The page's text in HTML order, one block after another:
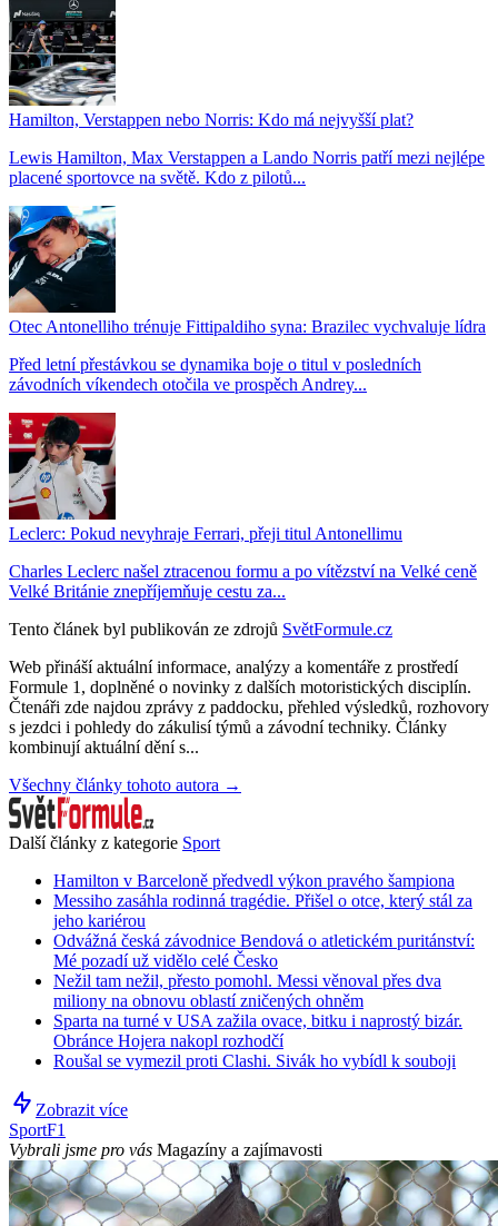
Hamilton, Verstappen nebo Norris: Kdo má nejvyšší plat?
Lewis Hamilton, Max Verstappen a Lando Norris patří mezi nejlépe
placené sportovce na světě. Kdo z pilotů...
Otec Antonelliho trénuje Fittipaldiho syna: Brazilec vychvaluje lídra
Před letní přestávkou se dynamika boje o titul v posledních
závodních víkendech otočila ve prospěch Andrey...
Leclerc: Pokud nevyhraje Ferrari, přeji titul Antonellimu
Charles Leclerc našel ztracenou formu a po vítězství na Velké ceně
Velké Británie znepříjemňuje cestu za...
Tento článek byl publikován ze zdrojů SvětFormule.cz
Web přináší aktuální informace, analýzy a komentáře z prostředí
Formule 1, doplněné o novinky z dalších motoristických disciplín.
Čtenáři zde najdou zprávy z paddocku, přehled výsledků, rozhovory
s jezdci i pohledy do zákulisí týmů a závodní techniky. Články
kombinují aktuální dění s...
Všechny články tohoto autora →
Další články z kategorie Sport
Hamilton v Barceloně předvedl výkon pravého šampiona
Messiho zasáhla rodinná tragédie. Přišel o otce, který stál za
jeho kariérou
Odvážná česká závodnice Bendová o atletickém puritánství:
Mé pozadí už vidělo celé Česko
Nežil tam nežil, přesto pomohl. Messi věnoval přes dva
miliony na obnovu oblastí zničených ohněm
Sparta na turné v USA zažila ovace, bitku i naprostý bizár.
Obránce Hojera nakopl rozhodčí
Roušal se vymezil proti Clashi. Sivák ho vybídl k souboji
Zobrazit více
SportF1
Vybrali jsme pro vás Magazíny a zajímavosti